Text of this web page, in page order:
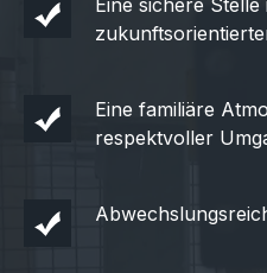
Eine familiäre
respektvoller